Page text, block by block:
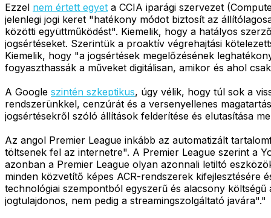
Ezzel nem értett egyet a CCIA iparági szervezet
jelenlegi jogi keret "hatékony módot biztosít az
közötti együttműködést". Kiemelik, hogy a hatályos
jogsértéseket. Szerintük a proaktív végrehajtási
Kiemelik, hogy "a jogsértések megelőzésének
fogyaszthassák a műveket digitálisan, amikor és ahol
A Google szintén szkeptikus, úgy vélik, hogy túl sok a
rendszerünkkel, cenzúrát és a versenyellenes
jogsértésekről szóló állítások felderítése és elutasítása
Az angol Premier League inkább az automatizált
töltsenek fel az internetre". A Premier League szerint a
azonban a Premier League olyan azonnali letiltó
minden közvetítő képes ACR-rendszerek kifejlesztésére
technológiai szempontból egyszerű és alacsony
jogtulajdonos, nem pedig a streamingszolgáltató javára"."